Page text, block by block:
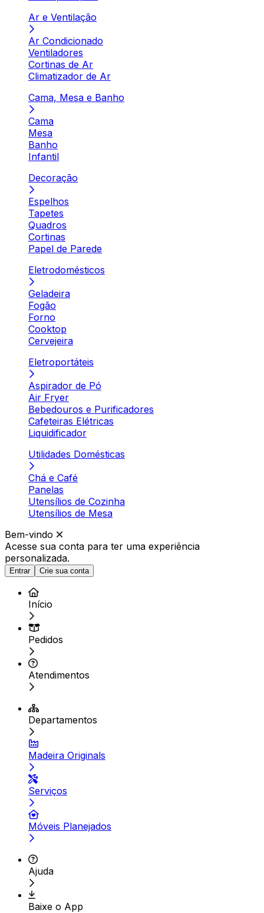
Ar e Ventilação
Ar Condicionado
Ventiladores
Cortinas de Ar
Climatizador de Ar
Cama, Mesa e Banho
Cama
Mesa
Banho
Infantil
Decoração
Espelhos
Tapetes
Quadros
Cortinas
Papel de Parede
Eletrodomésticos
Geladeira
Fogão
Forno
Cooktop
Cervejeira
Eletroportáteis
Aspirador de Pó
Air Fryer
Bebedouros e Purificadores
Cafeteiras Elétricas
Liquidificador
Utilidades Domésticas
Chá e Café
Panelas
Utensílios de Cozinha
Utensílios de Mesa
Bem-vindo
Acesse sua conta para ter uma experiência
personalizada.
Entrar Crie sua conta
Início
Pedidos
Atendimentos
Departamentos
Madeira Originals
Serviços
Móveis Planejados
Ajuda
Baixe o App